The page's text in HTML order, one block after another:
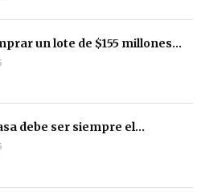
un lote de $155 millones...
debe ser siempre el...